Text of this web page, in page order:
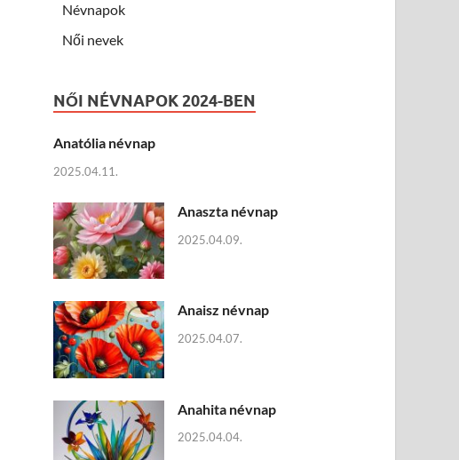
Névnapok
Női nevek
NŐI NÉVNAPOK 2024-BEN
Anatólia névnap
2025.04.11.
Anaszta névnap
2025.04.09.
Anaisz névnap
2025.04.07.
Anahita névnap
2025.04.04.